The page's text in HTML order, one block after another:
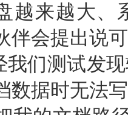
越来越大、
伴会提出说
我们测试发
数据时无法